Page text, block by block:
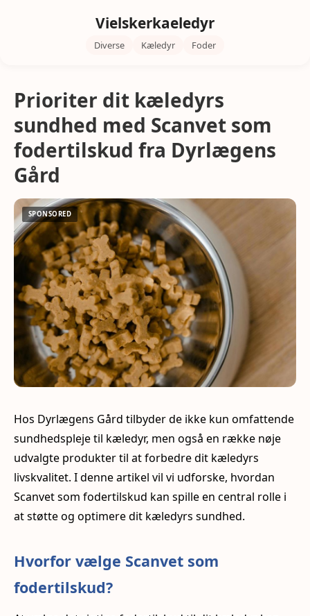
Vielskerkaeledyr
Diverse Kæledyr Foder
Prioriter dit kæledyrs
sundhed med Scanvet som
fodertilskud fra Dyrlægens
Gård
Hos Dyrlægens Gård tilbyder de ikke kun omfattende
sundhedspleje til kæledyr, men også en række nøje
udvalgte produkter til at forbedre dit kæledyrs
livskvalitet. I denne artikel vil vi udforske, hvordan
Scanvet som fodertilskud kan spille en central rolle i
at støtte og optimere dit kæledyrs sundhed.
Hvorfor vælge Scanvet som
fodertilskud?